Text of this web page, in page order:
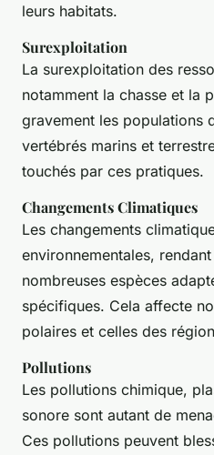
leurs habitats.
Surexploitation
La surexploitation des
notamment la chasse et la
gravement les populations
vertébrés marins et
touchés par ces pratiques.
Changements Climatiques
Les changements
environnementales,
nombreuses espèces
spécifiques. Cela affecte
polaires et celles des
Pollutions
Les pollutions chimique,
sonore sont autant de
Ces pollutions peuvent